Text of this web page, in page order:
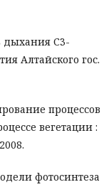
дыхания С3-
Алтайского гос.
процессов
вегетации :
фотосинтеза